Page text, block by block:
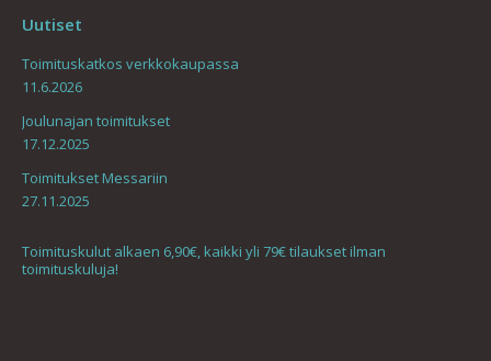
opens
in
new
window
Uutiset
Toimituskatkos verkkokaupassa
11.6.2026
Joulunajan toimitukset
17.12.2025
Toimitukset Messariin
27.11.2025
Toimituskulut alkaen 6,90€, kaikki yli 79€ tilaukset ilman
toimituskuluja!